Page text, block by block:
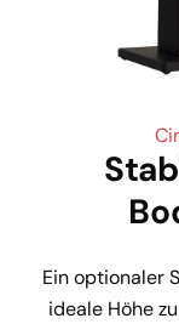
Ein optionaler
ideale Höhe